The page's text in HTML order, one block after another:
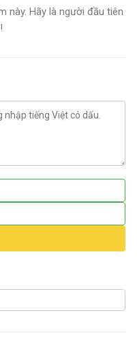
này. Hãy là người đầu tiên